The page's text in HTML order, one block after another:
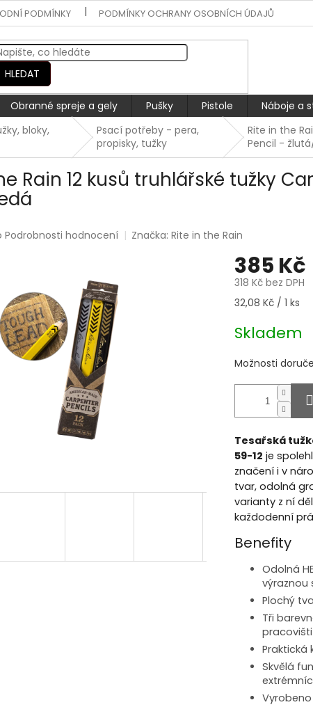
PODMÍNKY PODMÍNKY OCHRANY OSOBNÍCH ÚDAJŮ
HLEDAT
Obranné spreje a gely Pušky Pistole Náboje a
bloky,
Psací potřeby - pera,
propisky, tužky
Rite in the
Pencil -
Rain 12 kusů truhlářské tužky
Podrobnosti hodnocení Značka:Rite in the Rain
385 Kč
318 Kč bez DPH
Měrná
32,08 Kč / 1 ks
Skladem
Možnosti
Tesařská
59-12 je
značení i v
tvar, odolná
varianty z ní
každodenní
Benefity
Odolná
výraznou
Plochý
Tři
pracovišti
Praktická
Skvělá
Vyrobeno